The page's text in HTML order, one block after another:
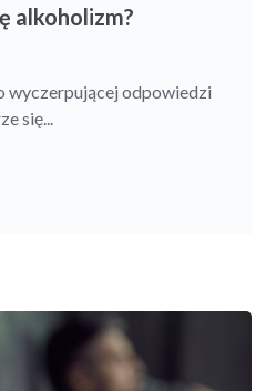
alkoholizm?
wyczerpującej odpowiedzi
się...